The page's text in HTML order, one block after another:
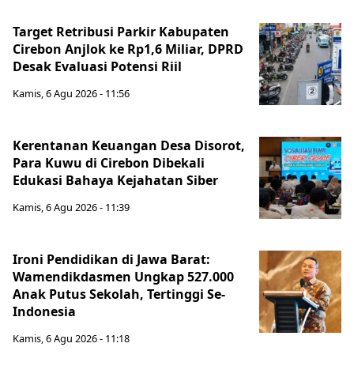
Target Retribusi Parkir Kabupaten
Cirebon Anjlok ke Rp1,6 Miliar, DPRD
Desak Evaluasi Potensi Riil
Kamis, 6 Agu 2026 - 11:56
Kerentanan Keuangan Desa Disorot,
Para Kuwu di Cirebon Dibekali
Edukasi Bahaya Kejahatan Siber
Kamis, 6 Agu 2026 - 11:39
Ironi Pendidikan di Jawa Barat:
Wamendikdasmen Ungkap 527.000
Anak Putus Sekolah, Tertinggi Se-
Indonesia
Kamis, 6 Agu 2026 - 11:18